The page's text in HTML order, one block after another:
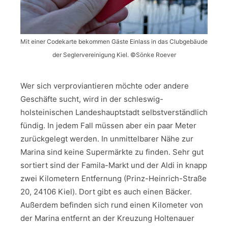
Mit einer Codekarte bekommen Gäste Einlass in das Clubgebäude
der Seglervereinigung Kiel. ©️Sönke Roever
Wer sich verproviantieren möchte oder andere
Geschäfte sucht, wird in der schleswig-
holsteinischen Landeshauptstadt selbstverständlich
fündig. In jedem Fall müssen aber ein paar Meter
zurückgelegt werden. In unmittelbarer Nähe zur
Marina sind keine Supermärkte zu finden. Sehr gut
sortiert sind der Famila-Markt und der Aldi in knapp
zwei Kilometern Entfernung (Prinz-Heinrich-Straße
20, 24106 Kiel). Dort gibt es auch einen Bäcker.
Außerdem befinden sich rund einen Kilometer von
der Marina entfernt an der Kreuzung Holtenauer